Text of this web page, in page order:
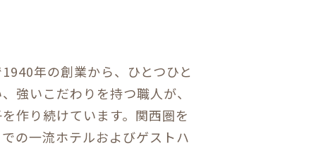
年の創業から、ひとつひと
強いこだわりを持つ職人が、
作り続けています。関西圏を
の一流ホテルおよびゲストハ